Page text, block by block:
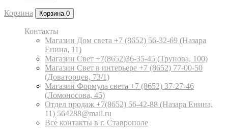
Корзина Корзина 0
Контакты
Магазин Дом света +7 (8652) 56-32-69 (Назара
Енина, 11)
Магазин Свет +7(8652)36-35-45 (Трунова, 100)
Магазин Свет в интерьере +7 (8652) 77-00-50
(Доваторцев, 73/1)
Магазин Формула света +7 (8652) 37-27-46
(Ломоносова, 45)
Отдел продаж +7(8652) 56-42-88 (Назара Енина,
11) 564288@mail.ru
Все контакты в г. Ставрополе